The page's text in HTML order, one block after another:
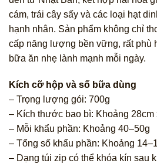
cám, trái cây sấy và các loại hạt
hạnh nhân. Sản phẩm không chỉ
cấp năng lượng bền vững, rất phù
bữa ăn nhẹ lành mạnh mỗi ngày.
Kích cỡ hộp và số bữa dùng
– Trọng lượng gói: 700g
– Kích thước bao bì: Khoảng 28cm
– Mỗi khẩu phần: Khoảng 40–50g
– Tổng số khẩu phần: Khoảng
– Dạng túi zip có thể khóa kín sau